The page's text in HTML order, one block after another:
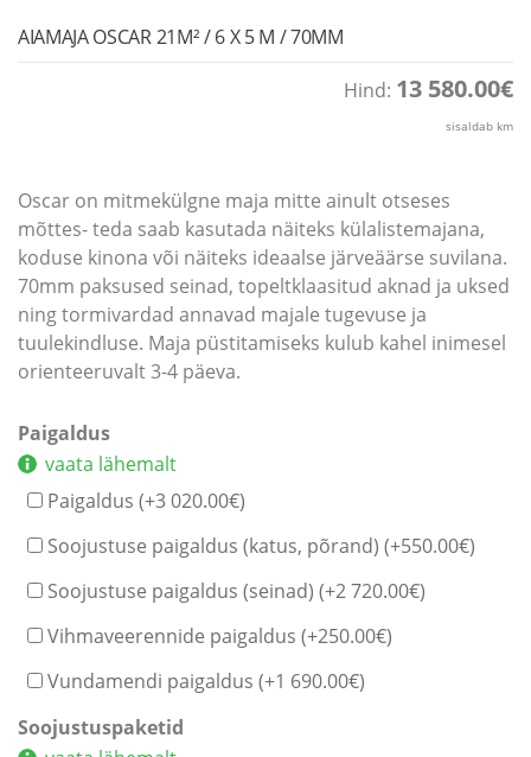
AIAMAJA OSCAR 21M² / 6 X 5 M / 70MM
Hind: 13 580.00€
sisaldab km
Oscar on mitmekülgne maja mitte ainult otseses
mõttes- teda saab kasutada näiteks külalistemajana,
koduse kinona või näiteks ideaalse järveäärse suvilana.
70mm paksused seinad, topeltklaasitud aknad ja uksed
ning tormivardad annavad majale tugevuse ja
tuulekindluse. Maja püstitamiseks kulub kahel inimesel
orienteeruvalt 3-4 päeva.
Paigaldus
vaata lähemalt
Paigaldus (+3 020.00€)
Soojustuse paigaldus (katus, põrand) (+550.00€)
Soojustuse paigaldus (seinad) (+2 720.00€)
Vihmaveerennide paigaldus (+250.00€)
Vundamendi paigaldus (+1 690.00€)
Soojustuspaketid